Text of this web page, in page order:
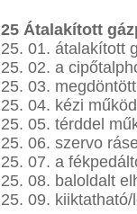
25 Átalakított
25. 01. átalakított
25. 02. a
25. 03.
25. 04. kézi
25. 05. térddel
25. 06. szervo
25. 07. a
25. 08. baloldalt
25. 09.